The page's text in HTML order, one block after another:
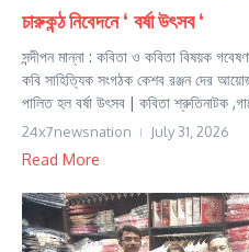
চারুকন্ঠ নিবেদনে ‘ বর্ষা উৎসব ‘
সন্দীপন মান্না : কবিতা ও কবিতা বিষয়ক
কবি সাহিত্যিক সংগঠক কেশব রঞ্জন দের
পালিত হল বর্ষা উৎসব | কবিতা শ্রুতিনাটক
24x7newsnation July 31, 2026
Read More